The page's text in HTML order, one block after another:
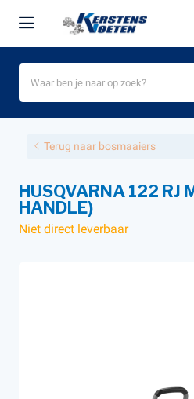
Terug naar bosmaaiers
HUSQVARNA 122 RJ
HANDLE)
Niet direct leverbaar